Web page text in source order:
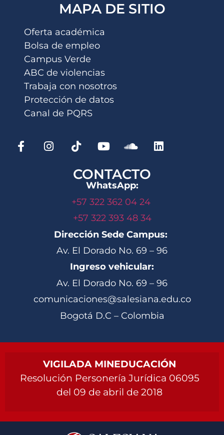
MAPA DE SITIO
Oferta académica
Bolsa de empleo
Campus Verde
ABC de violencias
Trabaja con nosotros
Protección de datos
Canal de PQRS
CONTACTO
WhatsApp:
+57 322 362 04 24
+57 322 393 48 34
Dirección Sede Campus:
Av. El Dorado No. 69 – 96
Ingreso vehicular:
Av. El Dorado No. 69 – 96
comunicaciones@salesiana.edu.co
Bogotá D.C – Colombia
VIGILADA MINEDUCACIÓN
Resolución Personería Jurídica 06095
del 09 de abril de 2018